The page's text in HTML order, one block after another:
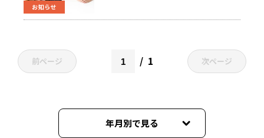
お知らせ
前ページ 1 次ページ
年月別で見る